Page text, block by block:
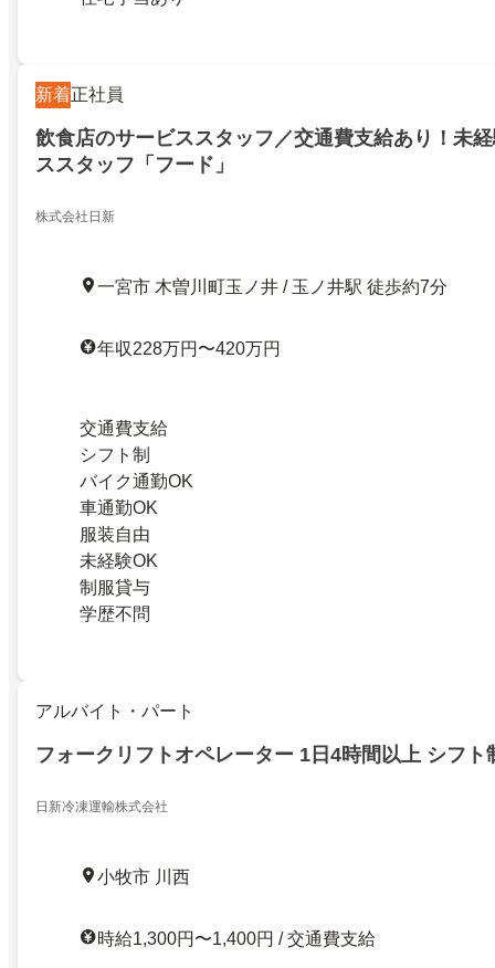
新着正社員
飲食店のサービススタッフ／交通費支給あり！未
ススタッフ「フード」
株式会社日新
一宮市 木曽川町玉ノ井 / 玉ノ井駅 徒歩約7分
年収228万円〜420万円
交通費支給
シフト制
バイク通勤OK
車通勤OK
服装自由
未経験OK
制服貸与
学歴不問
アルバイト・パート
フォークリフトオペレーター 1日4時間以上 シフト
日新冷凍運輸株式会社
小牧市 川西
時給1,300円〜1,400円 / 交通費支給